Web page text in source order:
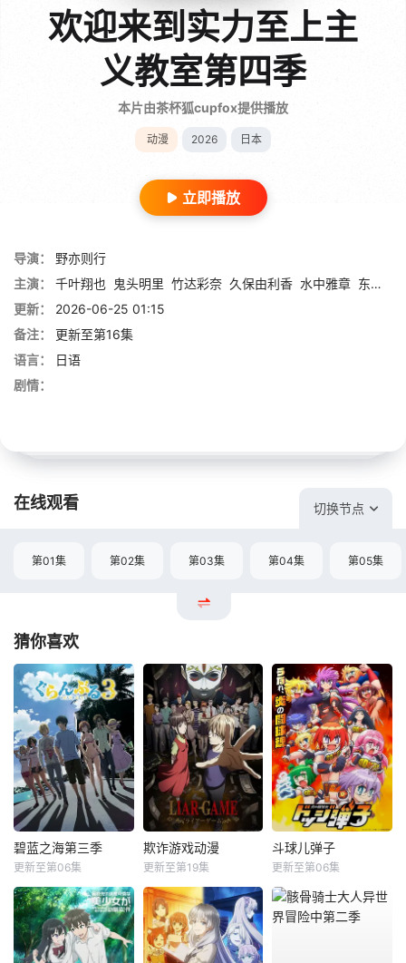
欢迎来到实力至上主
义教室第四季
本片由茶杯狐cupfox提供播放
动漫 2026 日本
立即播放
导演：
野亦则行
主演：
千叶翔也 鬼头明里 竹达彩奈 久保由利香 水中雅章 东山奈央
更新：
2026-06-25 01:15
备注：
更新至第16集
语言：
日语
剧情：
在线观看 切换节点
第01集 第02集 第03集 第04集 第05集
猜你喜欢
碧蓝之海第三季
更新至第06集
欺诈游戏动漫
更新至第19集
斗球儿弹子
更新至第06集